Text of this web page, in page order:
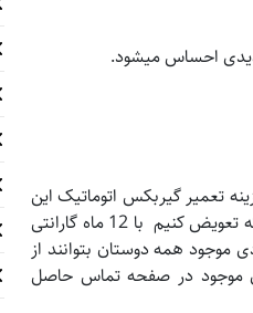
احساس میشود.
تعمیر گیربکس اتوماتیک این
خودرو زیاد نیست اما ما در گیربکس آپ سعی بر این داریم که قطعات را بیشتر از این که تعویض کنیم با 12 ماه گارانتی
موجود همه دوستان بتوانند از
موجود در صفحه تماس حاصل